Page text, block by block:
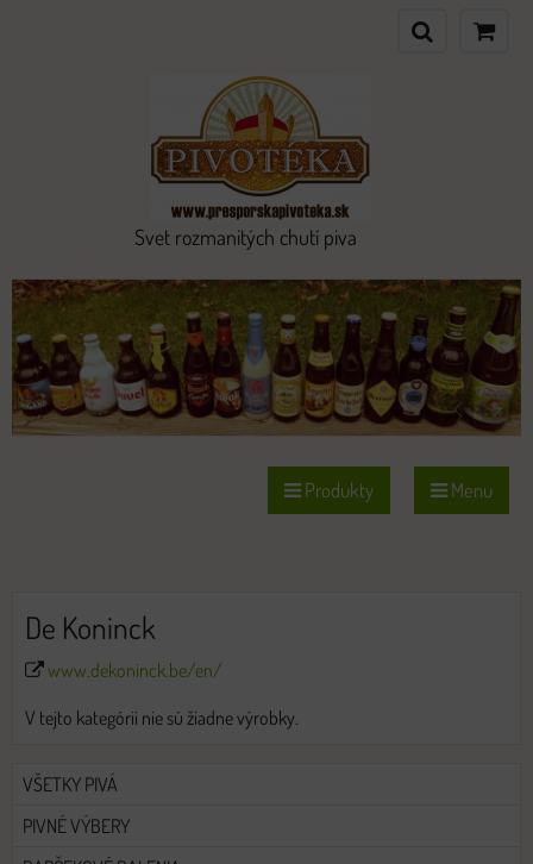
Svet rozmanitých chutí piva
Produkty Menu
De Koninck
www.dekoninck.be/en/
V tejto kategórii nie sú žiadne výrobky.
VŠETKY PIVÁ
PIVNÉ VÝBERY